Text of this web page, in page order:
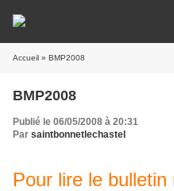
Accueil » BMP2008
BMP2008
Publié le 06/05/2008 à 20:31
Par saintbonnetlechastel
Pour lire le bulletin